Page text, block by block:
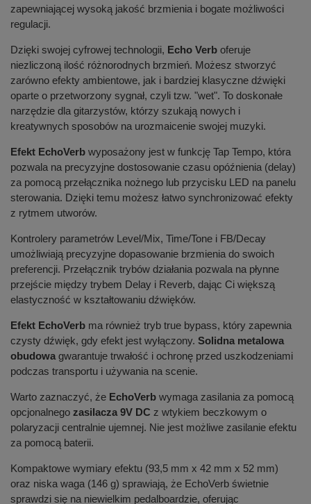
zapewniającej wysoką jakość brzmienia i bogate możliwości
regulacji.
Dzięki swojej cyfrowej technologii, Echo Verb oferuje
niezliczoną ilość różnorodnych brzmień. Możesz stworzyć
zarówno efekty ambientowe, jak i bardziej klasyczne dźwięki
oparte o przetworzony sygnał, czyli tzw. "wet". To doskonałe
narzędzie dla gitarzystów, którzy szukają nowych i
kreatywnych sposobów na urozmaicenie swojej muzyki.
Efekt EchoVerb wyposażony jest w funkcję Tap Tempo, która
pozwala na precyzyjne dostosowanie czasu opóźnienia (delay)
za pomocą przełącznika nożnego lub przycisku LED na panelu
sterowania. Dzięki temu możesz łatwo synchronizować efekty
z rytmem utworów.
Kontrolery parametrów Level/Mix, Time/Tone i FB/Decay
umożliwiają precyzyjne dopasowanie brzmienia do swoich
preferencji. Przełącznik trybów działania pozwala na płynne
przejście między trybem Delay i Reverb, dając Ci większą
elastyczność w kształtowaniu dźwięków.
Efekt EchoVerb ma również tryb true bypass, który zapewnia
czysty dźwięk, gdy efekt jest wyłączony. Solidna metalowa
obudowa gwarantuje trwałość i ochronę przed uszkodzeniami
podczas transportu i używania na scenie.
Warto zaznaczyć, że EchoVerb wymaga zasilania za pomocą
opcjonalnego zasilacza 9V DC z wtykiem beczkowym o
polaryzacji centralnie ujemnej. Nie jest możliwe zasilanie efektu
za pomocą baterii.
Kompaktowe wymiary efektu (93,5 mm x 42 mm x 52 mm)
oraz niska waga (146 g) sprawiają, że EchoVerb świetnie
sprawdzi się na niewielkim pedalboardzie, oferując